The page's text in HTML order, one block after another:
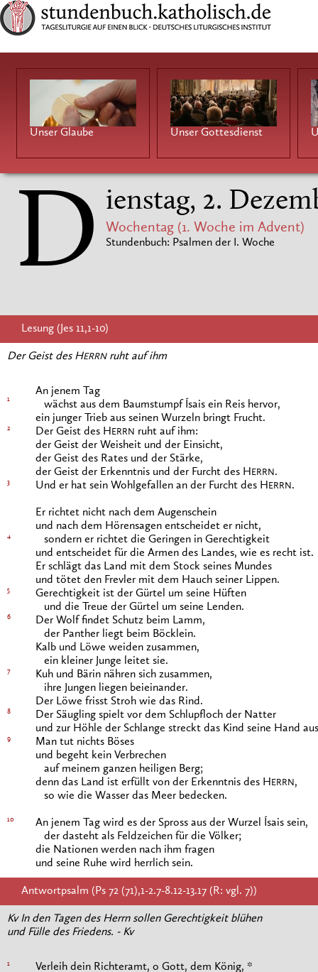
Unser Glaube Unser Gottesdienst
D ienstag, 2.
Wochentag (1. Woche im Advent)
Stundenbuch: Psalmen der I. Woche
Lesung (Jes 11,1-10)
Der Geist des HERRNruht auf ihm
1
An jenem Tag
wächst aus dem Baumstumpf Ísais ein Reis hervor,
ein junger Trieb aus seinen Wurzeln bringt Frucht.
2 Der Geist des H ERRN ruht auf ihm:
der Geist der Weisheit und der Einsicht,
der Geist des Rates und der Stärke,
der Geist der Erkenntnis und der Furcht des H ERRN .
3 Und er hat sein Wohlgefallen an der Furcht des H ERRN .
Er richtet nicht nach dem Augenschein
und nach dem Hörensagen entscheidet er nicht,
4
sondern er richtet die Geringen in Gerechtigkeit
und entscheidet für die Armen des Landes, wie es recht ist.
Er schlägt das Land mit dem Stock seines Mundes
und tötet den Frevler mit dem Hauch seiner Lippen.
5
Gerechtigkeit ist der Gürtel um seine Hüften
und die Treue der Gürtel um seine Lenden.
6
Der Wolf findet Schutz beim Lamm,
der Panther liegt beim Böcklein.
Kalb und Löwe weiden zusammen,
ein kleiner Junge leitet sie.
7
Kuh und Bärin nähren sich zusammen,
ihre Jungen liegen beieinander.
Der Löwe frisst Stroh wie das Rind.
8
Der Säugling spielt vor dem Schlupfloch der Natter
und zur Höhle der Schlange streckt das Kind seine Hand
9
Man tut nichts Böses
und begeht kein Verbrechen
auf meinem ganzen heiligen Berg;
denn das Land ist erfüllt von der Erkenntnis des H ERRN ,
so wie die Wasser das Meer bedecken.
10
An jenem Tag wird es der Spross aus der Wurzel Ísais sein,
der dasteht als Feldzeichen für die Völker;
die Nationen werden nach ihm fragen
und seine Ruhe wird herrlich sein.
Antwortpsalm (Ps 72 (71),1-2.7-8.12-13.17 (R: vgl. 7))
Kv In den Tagen des Herrn sollen Gerechtigkeit blühen
und Fülle des Friedens. - Kv
1
Verleih dein Richteramt, o Gott, dem König, *